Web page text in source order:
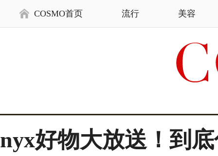
COSMO首页 流行 美容
nyx好物大放送！到